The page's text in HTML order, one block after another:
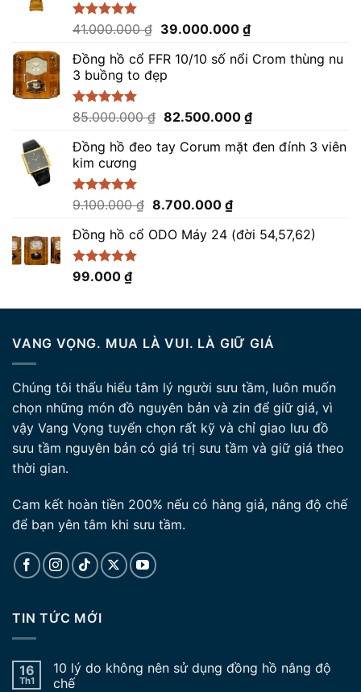
Được xếp
5 sao
41.000.000₫ Giá
là:
41.000.000 ₫.
39.000.000 ₫Giá
tại
Đồng hồ cổ FFR 10/10 số nổi Crom thùng nu
3 buồng to đẹp
Được xếp
5 sao
85.000.000₫ Giá
là:
82.500.000 ₫Giá
tại
Đồng hồ đeo tay Corum mặt đen đính 3 viên
kim cương
Được xếp
5 sao
9.100.000₫ Giá
là:
8.700.000 ₫Giá
tại
Đồng hồ cổ ODO Máy 24 (đời 54,57,62)
Được xếp
5.00
99.000 ₫
VANG VỌNG. MUA LÀ VUI. LÀ GIỮ GIÁ
Chúng tôi thấu hiểu tâm lý người sưu tầm, luôn muốn
chọn những món đồ nguyên bản và zin để giữ giá, vì
vậy Vang Vọng tuyển chọn rất kỹ và chỉ giao lưu đồ
sưu tầm nguyên bản có giá trị sưu tầm và giữ giá theo
thời gian.
Cam kết hoàn tiền 200% nếu có hàng giả, nâng độ chế
để bạn yên tâm khi sưu tầm.
TIN TỨC MỚI
16
Th1
10 lý do không nên sử dụng đồng hồ nâng độ
chế